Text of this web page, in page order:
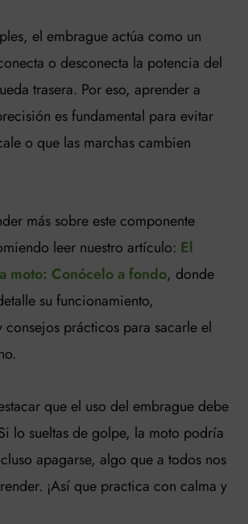
el embrague actúa como un
o desconecta la potencia del
trasera. Por eso, aprender a
es fundamental para evitar
o que las marchas cambien
más sobre este componente
leer nuestro artículo: El
moto: Conócelo a fondo, donde
su funcionamiento,
consejos prácticos para sacarle el
que el uso del embrague debe
lo sueltas de golpe, la moto podría
apagarse, algo que a todos nos
¡Así que practica con calma y